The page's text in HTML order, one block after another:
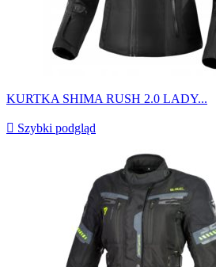
KURTKA SHIMA RUSH 2.0 LADY...
 Szybki podgląd